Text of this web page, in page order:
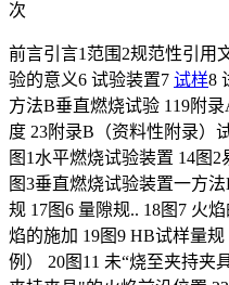
次
前言引言1范围2规范性引用
验的意义6 试验装置7 试样8
方法B垂直燃烧试验 119附
度 23附录B（资料性附录）
图1水平燃烧试验装置 14图
图3垂直燃烧试验装置一方
规 17图6 量隙规.. 18图7 火
焰的施加 19图9 HB试样量
例） 20图11 未“烧至夹持夹